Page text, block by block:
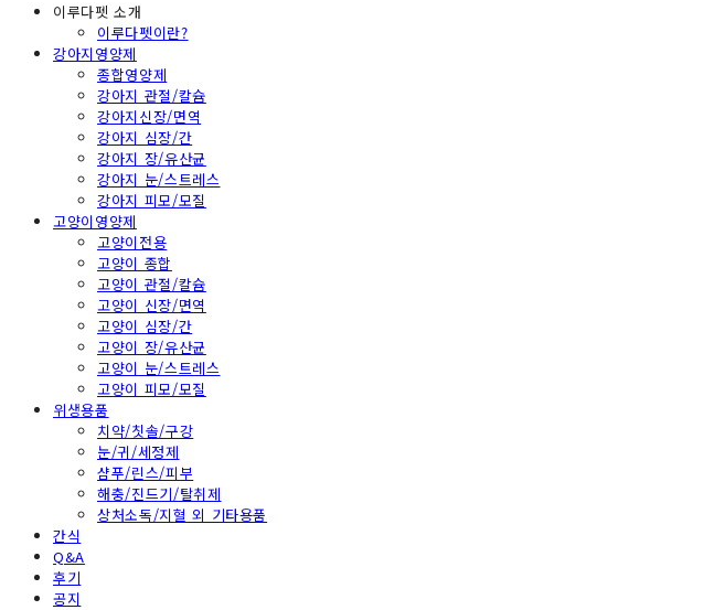
이루다펫 소개
이루다펫이란?
강아지영양제
종합영양제
강아지 관절/칼슘
강아지신장/면역
강아지 심장/간
강아지 장/유산균
강아지 눈/스트레스
강아지 피모/모질
고양이영양제
고양이전용
고양이 종합
고양이 관절/칼슘
고양이 신장/면역
고양이 심장/간
고양이 장/유산균
고양이 눈/스트레스
고양이 피모/모질
위생용품
치약/칫솔/구강
눈/귀/세정제
샴푸/린스/피부
해충/진드기/탈취제
상처소독/지혈 외 기타용품
간식
Q&A
후기
공지